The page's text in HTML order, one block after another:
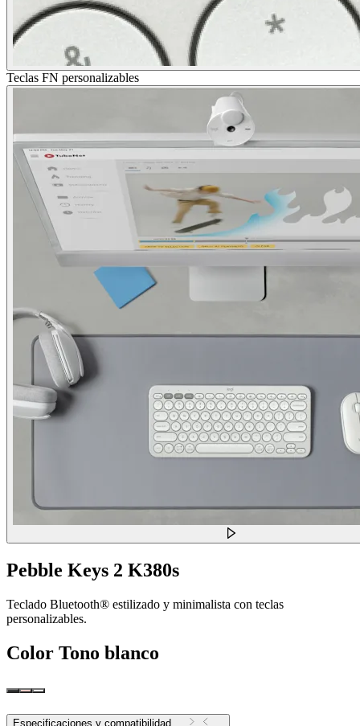
Teclas FN personalizables
Pebble Keys 2 K380s
Teclado Bluetooth® estilizado y minimalista con teclas
personalizables.
Color Tono blanco
Especificaciones y compatibilidad